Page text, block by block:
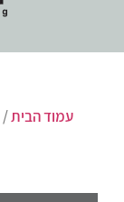
עמוד הבית/